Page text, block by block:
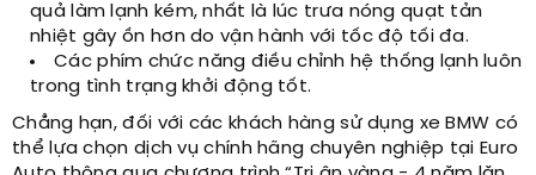
quả làm lạnh kém, nhất là lúc trưa nóng quạt tản
nhiệt gây ồn hơn do vận hành với tốc độ tối đa.
Các phím chức năng điều chỉnh hệ thống lạnh luôn
trong tình trạng khởi động tốt.
Chẳng hạn, đối với các khách hàng sử dụng xe BMW có
thể lựa chọn dịch vụ chính hãng chuyên nghiệp tại Euro